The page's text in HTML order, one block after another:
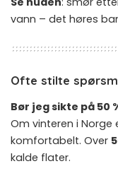
vann – det høres
Ofte stilte
Bør jeg sikte på 50
Om vinteren i Norge
komfortabelt. Over
kalde flater.